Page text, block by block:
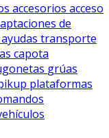
accesorios acceso
de
ayudas transporte
capota
grúas
plataformas